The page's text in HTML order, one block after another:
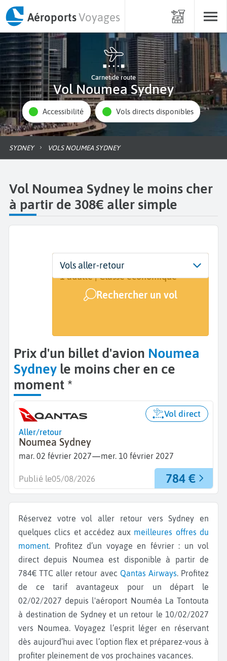
AéroportsVoyages
Carnet de route
Vol Noumea Sydney
Accessibilité Vols directs disponibles
SYDNEY VOLS NOUMEA SYDNEY
Vol Noumea Sydney le moins cher
à partir de 308€ aller simple
Départ
Noumea (NOU)
Dates
2 févr. - 10 févr.
Voyageurs | Classe
1 adulte | Classe économique
Rechercher un vol
Vols aller-retour
Prix d'un billet d'avion Noumea
Sydney le moins cher en ce
moment *
Aller/retour
Noumea Sydney
mar. 02 février 2027—mer. 10 février 2027
Vol direct
784 €
Publié le05/08/2026
Réservez votre vol aller retour vers Sydney en
quelques clics et accédez aux meilleures offres du
moment. Profitez d’un voyage en février : un vol
direct depuis Noumea est disponible à partir de
784€ TTC aller retour avec Qantas Airways. Profitez
de ce tarif avantageux pour un départ le
02/02/2027 depuis l'aéroport Nouméa La Tontouta
à destination de Sydney et un retour le 10/02/2027
vers Noumea. Voyagez l’esprit léger en réservant
dès aujourd’hui avec l’option flex et préparez-vous à
profiter pleinement de vos prochaines vacances.